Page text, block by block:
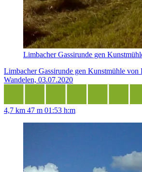
Limbacher Gassirunde gen
Limbacher Gassirunde gen Kunstmühle von
Wandelen, 03.07.2020
4,7 km 47 m 01:53 h:m